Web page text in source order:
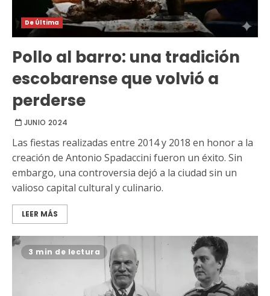
De Última
Pollo al barro: una tradición
escobarense que volvió a
perderse
JUNIO 2024
Las fiestas realizadas entre 2014 y 2018 en honor a la
creación de Antonio Spadaccini fueron un éxito. Sin
embargo, una controversia dejó a la ciudad sin un
valioso capital cultural y culinario.
LEER MÁS
3 min de lectura